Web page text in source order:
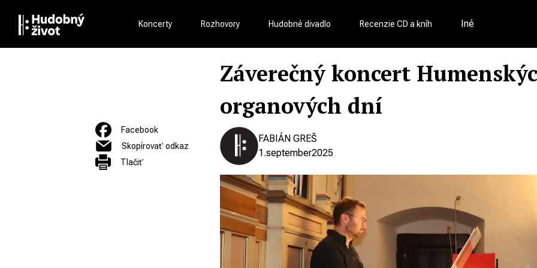
Koncerty Rozhovory Hudobné divadlo Recenzie CD a kníh Iné
Záverečný koncert
organových dní
Facebook
Skopírovať odkaz
Tlačiť
FABIÁN GREŠ
1.september2025